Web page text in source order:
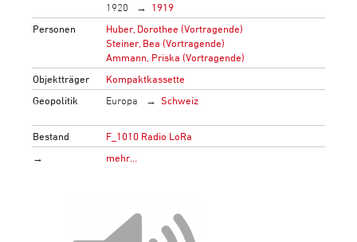
1920
1919
Personen
Huber, Dorothee (Vortragende)
Steiner, Bea (Vortragende)
Ammann, Priska (Vortragende)
Objektträger
Kompaktkassette
Geopolitik
Europa Schweiz
Bestand
F_1010 Radio LoRa
→
mehr…